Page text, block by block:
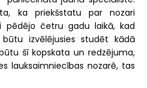
ka priekšstatu par nozari
pēdējo četru gadu laikā, kad
izvēlējusies studēt kādā
šī kopskata un redzējuma,
lauksaimniecības nozarē, tas